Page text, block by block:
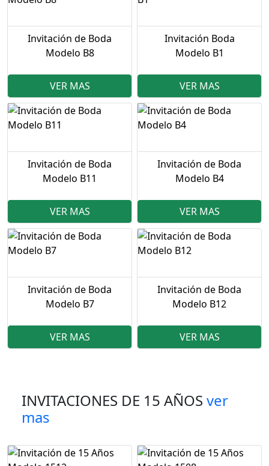
Invitación de Boda
Modelo B8
VER MAS
Invitación Boda
Modelo B1
VER MAS
Invitación de Boda
Modelo B11
VER MAS
Invitación de Boda
Modelo B4
VER MAS
Invitación de Boda
Modelo B7
VER MAS
Invitación de Boda
Modelo B12
VER MAS
INVITACIONES DE 15 AÑOS ver
mas